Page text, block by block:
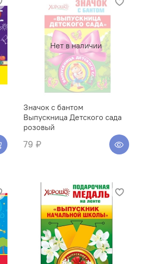
Нет в наличии
Значок с бантом
Выпускница Детского сада
розовый
79 ₽